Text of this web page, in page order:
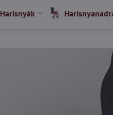
Harisnyák